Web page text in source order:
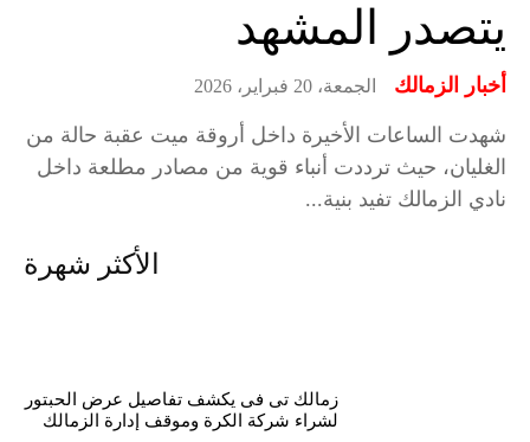
يتصدر المشهد
أخبار الزمالك الجمعة، 20 فبراير، 2026
شهدت الساعات الأخيرة داخل أروقة ميت عقبة حالة من
الغليان، حيث ترددت أنباء قوية من مصادر مطلعة داخل
نادي الزمالك تفيد بنية...
الأكثر شهرة
زمالك تى فى يكشف تفاصيل عرض الحبتور
لشراء شركة الكرة وموقف إدارة الزمالك